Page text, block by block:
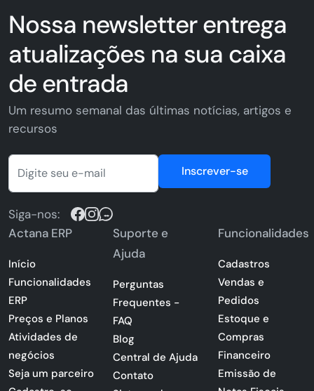
Nossa newsletter entrega
atualizações na sua caixa
de entrada
Um resumo semanal das últimas notícias, artigos e
recursos
Inscrever-se
Siga-nos:
Actana ERP
Início
Funcionalidades
ERP
Preços e Planos
Atividades de
negócios
Seja um parceiro
Suporte e
Ajuda
Perguntas
Frequentes -
FAQ
Blog
Central de Ajuda
Contato
Funcionalidades
Cadastros
Vendas e
Pedidos
Estoque e
Compras
Financeiro
Emissão de